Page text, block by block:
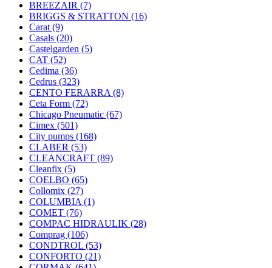
BREEZAIR (7)
BRIGGS & STRATTON (16)
Carat (9)
Casals (20)
Castelgarden (5)
CAT (52)
Cedima (36)
Cedrus (323)
CENTO FERARRA (8)
Ceta Form (72)
Chicago Pneumatic (67)
Cimex (501)
City pumps (168)
CLABER (53)
CLEANCRAFT (89)
Cleanfix (5)
COELBO (65)
Collomix (27)
COLUMBIA (1)
COMET (76)
COMPAC HIDRAULIK (28)
Comprag (106)
CONDTROL (53)
CONFORTO (21)